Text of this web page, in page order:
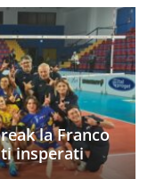
la Franco
insperati